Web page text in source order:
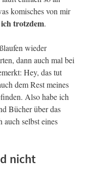
komisches von mir
trotzdem.
wieder
dann auch mal bei
Hey, das tut
dem Rest meines
Also habe ich
Bücher über das
selbst eines
nicht